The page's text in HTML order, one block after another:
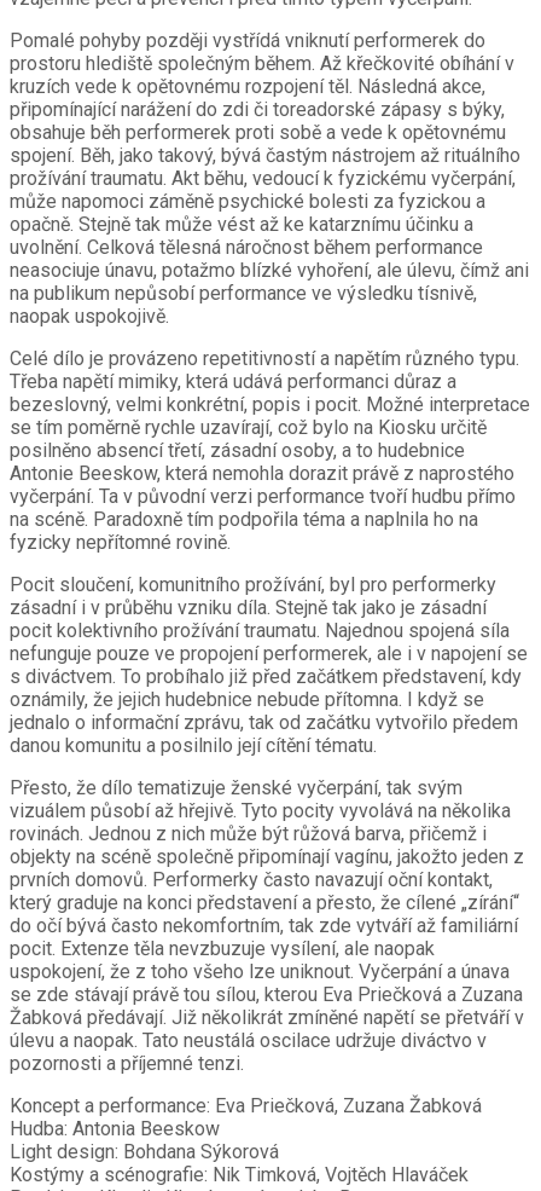
Pomalé pohyby později vystřídá vniknutí performerek do
prostoru hlediště společným během. Až křečkovité obíhání v
kruzích vede k opětovnému rozpojení těl. Následná akce,
připomínající narážení do zdi či toreadorské zápasy s býky,
obsahuje běh performerek proti sobě a vede k opětovnému
spojení. Běh, jako takový, bývá častým nástrojem až rituálního
prožívání traumatu. Akt běhu, vedoucí k fyzickému vyčerpání,
může napomoci záměně psychické bolesti za fyzickou a
opačně. Stejně tak může vést až ke katarznímu účinku a
uvolnění. Celková tělesná náročnost během performance
neasociuje únavu, potažmo blízké vyhoření, ale úlevu, čímž ani
na publikum nepůsobí performance ve výsledku tísnivě,
naopak uspokojivě.
Celé dílo je provázeno repetitivností a napětím různého typu.
Třeba napětí mimiky, která udává performanci důraz a
bezeslovný, velmi konkrétní, popis i pocit. Možné interpretace
se tím poměrně rychle uzavírají, což bylo na Kiosku určitě
posilněno absencí třetí, zásadní osoby, a to hudebnice
Antonie Beeskow, která nemohla dorazit právě z naprostého
vyčerpání. Ta v původní verzi performance tvoří hudbu přímo
na scéně. Paradoxně tím podpořila téma a naplnila ho na
fyzicky nepřítomné rovině.
Pocit sloučení, komunitního prožívání, byl pro performerky
zásadní i v průběhu vzniku díla. Stejně tak jako je zásadní
pocit kolektivního prožívání traumatu. Najednou spojená síla
nefunguje pouze ve propojení performerek, ale i v napojení se
s diváctvem. To probíhalo již před začátkem představení, kdy
oznámily, že jejich hudebnice nebude přítomna. I když se
jednalo o informační zprávu, tak od začátku vytvořilo předem
danou komunitu a posilnilo její cítění tématu.
Přesto, že dílo tematizuje ženské vyčerpání, tak svým
vizuálem působí až hřejivě. Tyto pocity vyvolává na několika
rovinách. Jednou z nich může být růžová barva, přičemž i
objekty na scéně společně připomínají vagínu, jakožto jeden z
prvních domovů. Performerky často navazují oční kontakt,
který graduje na konci představení a přesto, že cílené „zírání“
do očí bývá často nekomfortním, tak zde vytváří až familiární
pocit. Extenze těla nevzbuzuje vysílení, ale naopak
uspokojení, že z toho všeho lze uniknout. Vyčerpání a únava
se zde stávají právě tou sílou, kterou Eva Priečková a Zuzana
Žabková předávají. Již několikrát zmíněné napětí se přetváří v
úlevu a naopak. Tato neustálá oscilace udržuje diváctvo v
pozornosti a příjemné tenzi.
Koncept a performance: Eva Priečková, Zuzana Žabková
Hudba: Antonia Beeskow
Light design: Bohdana Sýkorová
Kostýmy a scénografie: Nik Timková, Vojtěch Hlaváček